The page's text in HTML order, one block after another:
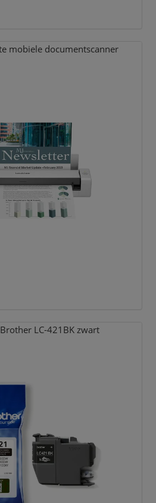
mobiele documentscanner
LC-421BK zwart